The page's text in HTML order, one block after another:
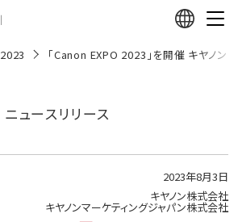
2023 「Canon EXPO 2023」を開催 キヤノ
ニュースリリース
2023年8月3日
キヤノン株式会社
キヤノンマーケティングジャパン株式会社